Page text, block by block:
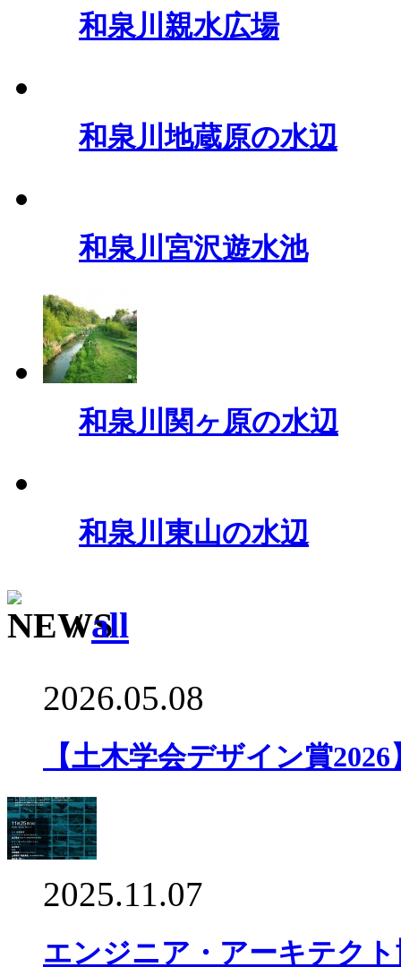
和泉川親水広場
和泉川地蔵原の水辺
和泉川宮沢遊水池
和泉川関ヶ原の水辺
和泉川東山の水辺
/all
2026.05.08
【土木学会デザイン賞
2025.11.07
エンジニア・アーキテク